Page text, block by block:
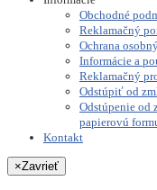
Obchodné
Reklamačný
Ochrana
Informácie a
Reklamačný
Odstúpiť od
Odstúpenie od
papierovú
Kontakt
×Zavrieť